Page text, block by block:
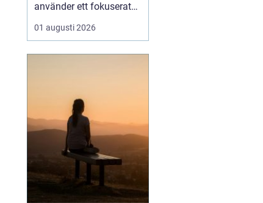
använder ett fokuserat
och avslappnat
sinnestillstånd för att
kan personen få tillgå...
01 augusti 2026